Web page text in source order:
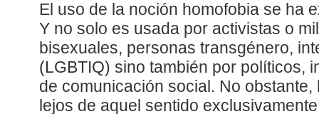
El uso de la noción homofobia se ha
Y no solo es usada por activistas o
bisexuales, personas transgénero,
(LGBTIQ) sino también por políticos,
de comunicación social. No
lejos de aquel sentido